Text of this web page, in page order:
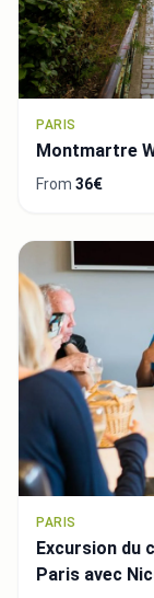
PARIS
Montmartre
From 36€
PARIS
Excursion du
Paris avec